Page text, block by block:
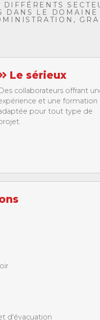
DANS LE DOMAINE
Le sérieux
collaborateurs offrant
et une formation
pour tout type de
d'évacuation